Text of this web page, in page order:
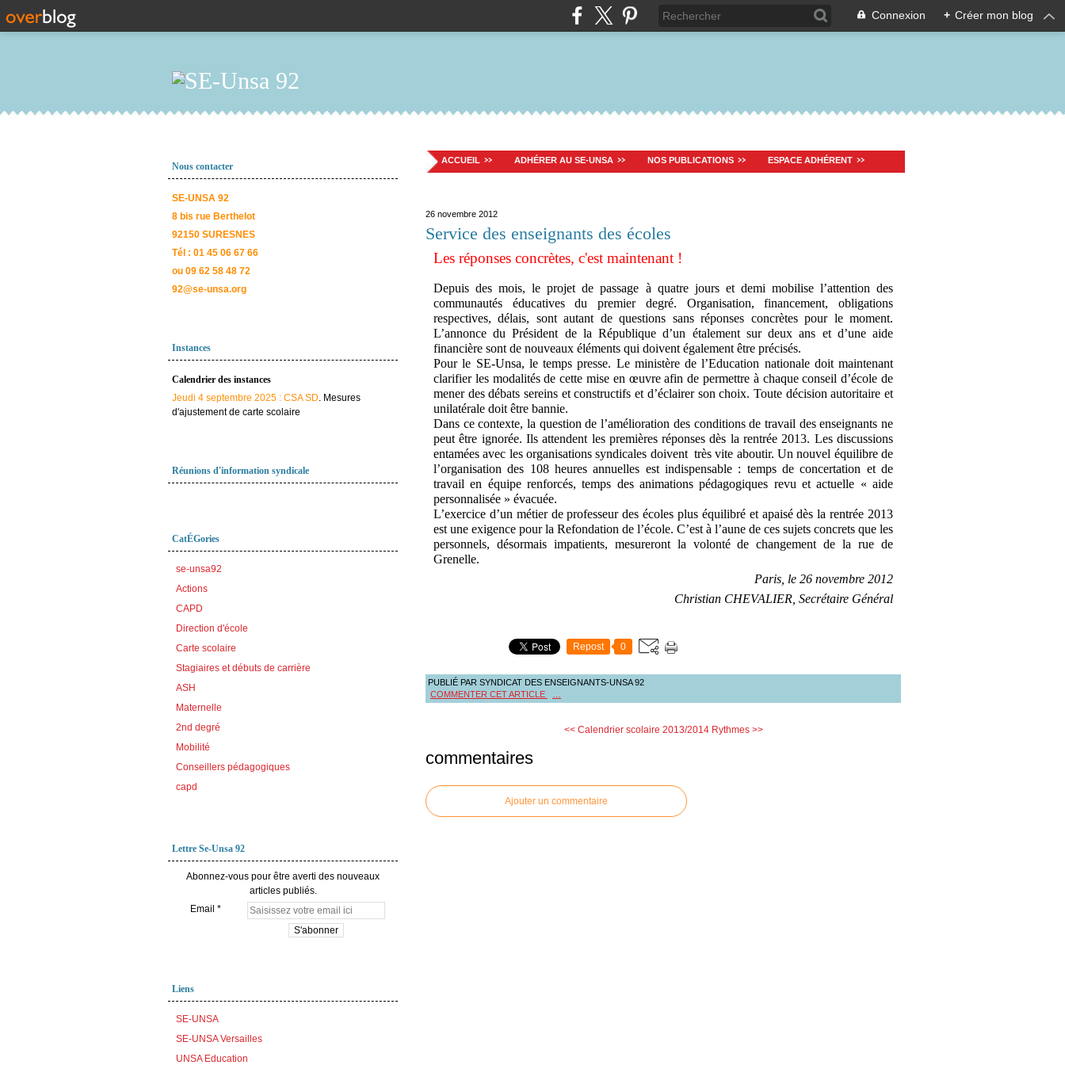
Connexion + Créer mon blog
Nous contacter
SE-UNSA 92
8 bis rue Berthelot
92150 SURESNES
Tél : 01 45 06 67 66
ou 09 62 58 48 72
92@se-unsa.org
Instances
Calendrier des instances
Jeudi 4 septembre 2025 : CSA SD. Mesures
d'ajustement de carte scolaire
Réunions d'information syndicale
CatÉGories
se-unsa92
Actions
CAPD
Direction d'école
Carte scolaire
Stagiaires et débuts de carrière
ASH
Maternelle
2nd degré
Mobilité
Conseillers pédagogiques
capd
Lettre Se-Unsa 92
Abonnez-vous pour être averti des nouveaux
articles publiés.
Email
Liens
SE-UNSA
SE-UNSA Versailles
UNSA Education
ACCUEIL ADHÉRER AU SE-UNSA NOS PUBLICATIONS ESPACE ADHÉRENT
26 novembre 2012
Service des enseignants des écoles
Les réponses concrètes, c'est maintenant !
Depuis des mois, le projet de passage à quatre jours et demi mobilise l’attention des
communautés éducatives du premier degré. Organisation, financement, obligations
respectives, délais, sont autant de questions sans réponses concrètes pour le moment.
L’annonce du Président de la République d’un étalement sur deux ans et d’une aide
financière sont de nouveaux éléments qui doivent également être précisés.
Pour le SE-Unsa, le temps presse. Le ministère de l’Education nationale doit maintenant
clarifier les modalités de cette mise en œuvre afin de permettre à chaque conseil d’école de
mener des débats sereins et constructifs et d’éclairer son choix. Toute décision autoritaire et
unilatérale doit être bannie.
Dans ce contexte, la question de l’amélioration des conditions de travail des enseignants ne
peut être ignorée. Ils attendent les premières réponses dès la rentrée 2013. Les discussions
entamées avec les organisations syndicales doivent très vite aboutir. Un nouvel équilibre de
l’organisation des 108 heures annuelles est indispensable : temps de concertation et de
travail en équipe renforcés, temps des animations pédagogiques revu et actuelle « aide
personnalisée » évacuée.
L’exercice d’un métier de professeur des écoles plus équilibré et apaisé dès la rentrée 2013
est une exigence pour la Refondation de l’école. C’est à l’aune de ces sujets concrets que les
personnels, désormais impatients, mesureront la volonté de changement de la rue de
Grenelle.
Paris, le 26 novembre 2012
Christian CHEVALIER, Secrétaire Général
Repost 0
PUBLIÉ PAR SYNDICAT DES ENSEIGNANTS-UNSA 92
COMMENTER CET ARTICLE
<< Calendrier scolaire 2013/2014 Rythmes >>
commentaires
Ajouter un commentaire